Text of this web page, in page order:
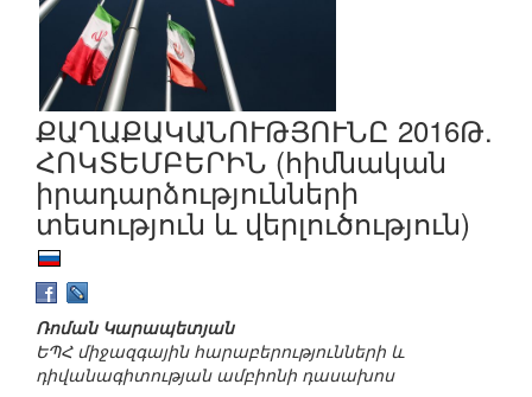
ՔԱՂԱՔԱԿԱՆՈՒԹՅՈՒՆԸ 2016Թ.
ՀՈԿՏԵՄԲԵՐԻՆ (հիմնական
իրադարձությունների
տեսություն և վերլուծություն)
Ռոման Կարապետյան
ԵՊՀ միջազգային հարաբերությունների և
դիվանագիտության ամբիոնի դասախոս